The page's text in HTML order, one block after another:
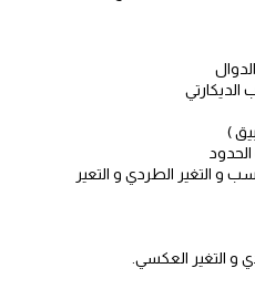
)
و التغير الطردي و التعير
و التغير العكسي.